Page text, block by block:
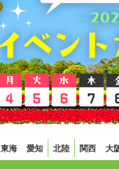
東海 愛知 北陸 関西 大